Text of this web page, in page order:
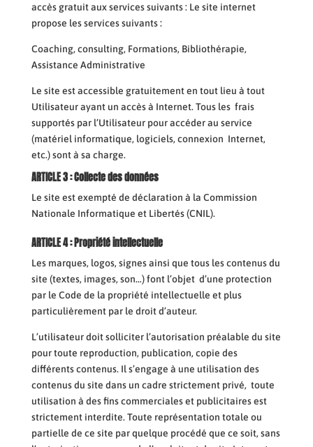
accès gratuit aux services suivants : Le site internet
propose les services suivants :
Coaching, consulting, Formations, Bibliothérapie,
Assistance Administrative
Le site est accessible gratuitement en tout lieu à tout
Utilisateur ayant un accès à Internet. Tous les frais
supportés par l’Utilisateur pour accéder au service
(matériel informatique, logiciels, connexion Internet,
etc.) sont à sa charge.
ARTICLE 3 : Collecte des données
Le site est exempté de déclaration à la Commission
Nationale Informatique et Libertés (CNIL).
ARTICLE 4 : Propriété intellectuelle
Les marques, logos, signes ainsi que tous les contenus du
site (textes, images, son…) font l’objet d’une protection
par le Code de la propriété intellectuelle et plus
particulièrement par le droit d’auteur.
L’utilisateur doit solliciter l’autorisation préalable du site
pour toute reproduction, publication, copie des
différents contenus. Il s’engage à une utilisation des
contenus du site dans un cadre strictement privé, toute
utilisation à des fins commerciales et publicitaires est
strictement interdite. Toute représentation totale ou
partielle de ce site par quelque procédé que ce soit, sans